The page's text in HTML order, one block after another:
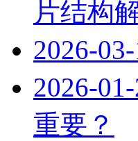
片结构
2026-
2026-
重要？